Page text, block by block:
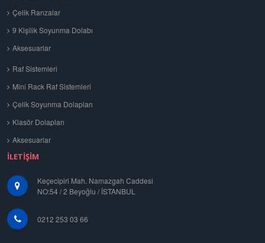
Çelik Ranzalar
9 Kişilik Soyunma Dolabı
Aksesuarlar
Raf Sistemleri
Mini Rack Raf Sistemleri
Çelik Soyunma Dolapları
Klasör Dolapları
Aksesuarlar
İLETIŞIM
Keçecipiri Mah. Namazgah Caddesi
NO:54 / 2 Beyoğlu / İSTANBUL
0212 253 03 66